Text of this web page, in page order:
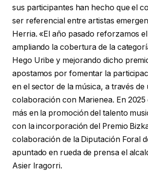
sus participantes han hecho que el
ser referencial entre artistas
Herria. «El año pasado reforzamos
ampliando la cobertura de la
Hego Uribe y mejorando dicho
apostamos por fomentar la
en el sector de la música, a través de
colaboración con Marienea. En 2025
más en la promoción del talento
con la incorporación del Premio
colaboración de la Diputación Foral
apuntado en rueda de prensa el
Asier Iragorri.